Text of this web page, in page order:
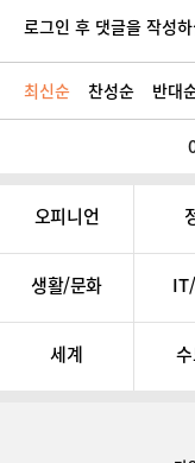
로그인 후 댓글을 작성
최신순 찬성순 반대
오피니언
생활/문화
세계